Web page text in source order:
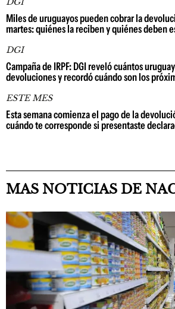
Miles de uruguayos pueden cobrar la
martes: quiénes la reciben y quiénes deben
DGI
Campaña de IRPF: DGI reveló cuántos
devoluciones y recordó cuándo son los
ESTE MES
Esta semana comienza el pago de la
cuándo te corresponde si presentaste
MAS NOTICIAS DE